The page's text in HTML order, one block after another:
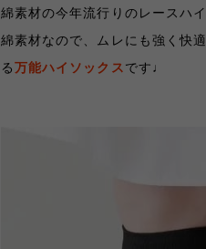
綿素材の今年流行りのレースハ
綿素材なので、ムレにも強く快
る万能ハイソックスです♩